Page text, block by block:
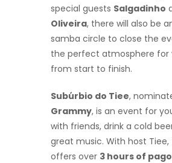
special guests Salgadinho
Oliveira, there will also be
samba circle to close the
the perfect atmosphere for
from start to finish.
Subúrbio do Tiee,
Grammy, is an event for
with friends, drink a cold
great music. With host
offers over 3 hours of